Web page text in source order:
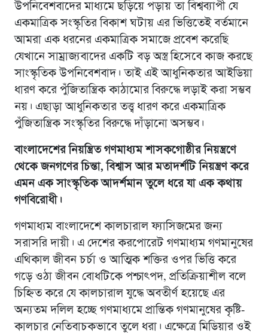
উপনিবেশবাদের মাধ্যমে ছড়িয়ে পড়ায় তা বিশ্বব্যাপী যে
একমাত্রিক সংস্কৃতির বিকাশ ঘটায় এর ভিত্তিতেই বর্তমানে
আমরা এক ধরনের একমাত্রিক সমাজে প্রবেশ করেছি
যেখানে সাম্রাজ্যবাদের একটি বড় অস্ত্র হিসেবে কাজ করছে
সাংস্কৃতিক উপনিবেশবাদ। তাই এই আধুনিকতার আইডিয়া
ধারণ করে পুঁজিতান্ত্রিক কাঠামোর বিরুদ্ধে লড়াই করা সম্ভব
নয়। এছাড়া আধুনিকতার তত্ত্ব ধারণ করে একমাত্রিক
পুঁজিতান্ত্রিক সংস্কৃতির বিরুদ্ধে দাঁড়ানো অসম্ভব।
বাংলাদেশের নিয়ন্ত্রিত গণমাধ্যম শাসকগোষ্ঠীর নিয়ন্ত্রণে
থেকে জনগণের চিন্তা, বিশ্বাস আর মতাদর্শটি নিয়ন্ত্রণ করে
এমন এক সাংস্কৃতিক আদর্শমান তুলে ধরে যা এক কথায়
গণবিরোধী।
গণমাধ্যম বাংলাদেশে কালচারাল ফ্যাসিজমের জন্য
সরাসরি দায়ী। এ দেশের করপোরেট গণমাধ্যম গণমানুষের
এথিকাল জীবন চর্চা ও আত্মিক শক্তির ওপর ভিত্তি করে
গড়ে ওঠা জীবন বোধটিকে পশ্চাৎপদ, প্রতিক্রিয়াশীল বলে
চিহ্নিত করে যে কালচারাল যুদ্ধে অবতীর্ণ হয়েছে এর
অন্যতম দলিল হচ্ছে গণমাধ্যমে প্রান্তিক গণমানুষের কৃষ্টি-
কালচার নেতিবাচকভাবে তুলে ধরা। এক্ষেত্রে মিডিয়ার ওই